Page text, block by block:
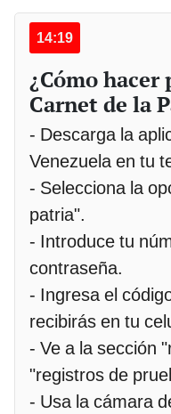
14:19
¿Cómo hacer
Carnet de la
- Descarga la
Venezuela en tu
- Selecciona la
patria".
- Introduce tu
contraseña.
- Ingresa el
recibirás en tu
- Ve a la sección
"registros de
- Usa la cámara